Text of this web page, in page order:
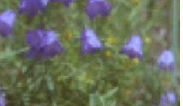
Grasklokje
Campanula rotundifolia